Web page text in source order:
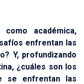
académica,
enfrentan las
Y, profundizando
¿cuáles son los
se enfrentan las